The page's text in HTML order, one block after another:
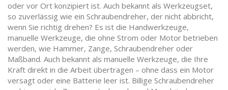
oder vor Ort konzipiert ist. Auch bekannt als Werkzeugset,
so zuverlässig wie ein Schraubendreher, der nicht abbricht,
wenn Sie richtig drehen? Es ist die Handwerkzeuge,
manuelle Werkzeuge, die ohne Strom oder Motor betrieben
werden, wie Hammer, Zange, Schraubendreher oder
Maßband. Auch bekannt als manuelle Werkzeuge, die Ihre
Kraft direkt in die Arbeit übertragen – ohne dass ein Motor
versagt oder eine Batterie leer ist. Billige Schraubendreher